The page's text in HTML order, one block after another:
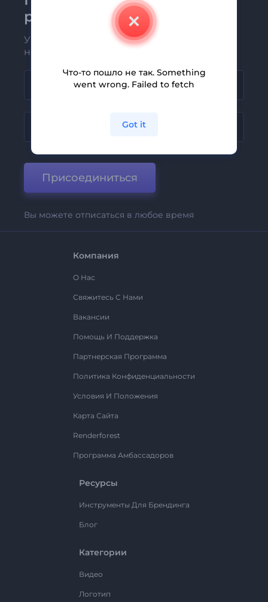
рассылке Renderforest
Узнавайте о последних новостях и
новых предложениях первыми
Присоединиться
Вы можете отписаться в любое время
Компания
О Нас
Свяжитесь С Нами
Вакансии
Помощь И Поддержка
Партнерская Программа
Политика Конфиденциальности
Условия И Положения
Карта Сайта
Renderforest
Программа Амбассадоров
Ресурсы
Инструменты Для Брендинга
Блог
Категории
Видео
Логотип
Что-то пошло не так. Something
went wrong. Failed to fetch
Got it